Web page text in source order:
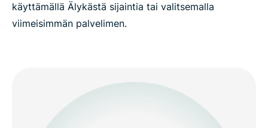
käyttämällä Älykästä sijaintia tai valitsemalla
viimeisimmän palvelimen.